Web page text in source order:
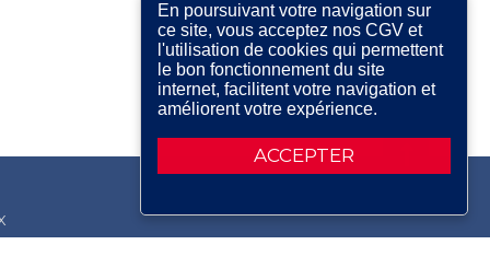
ACCEPTER
En poursuivant votre navigation sur
ce site, vous acceptez nos CGV et
l'utilisation de cookies qui permettent
le bon fonctionnement du site
internet, facilitent votre navigation et
améliorent votre expérience.